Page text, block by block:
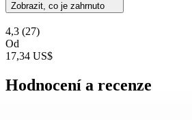
Zobrazit, co je zahrnuto
4,3 (27)
Od
17,34 US$
Hodnocení a recenze